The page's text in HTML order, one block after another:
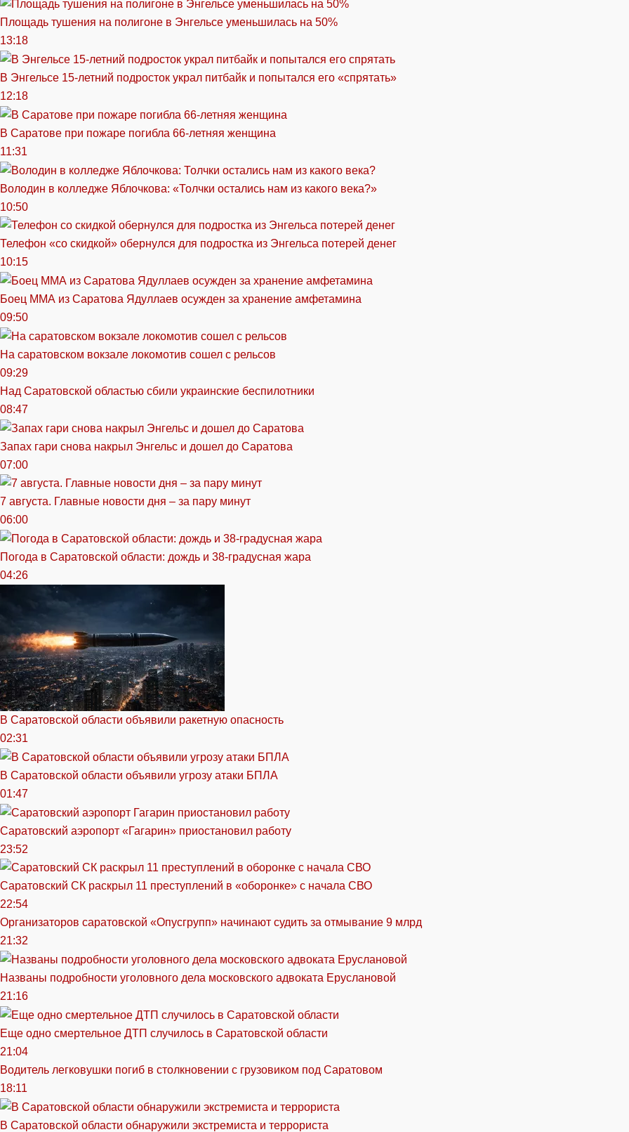
Площадь тушения на полигоне в Энгельсе уменьшилась на 50%
13:18
В Энгельсе 15-летний подросток украл питбайк и попытался его «спрятать»
12:18
В Саратове при пожаре погибла 66-летняя женщина
11:31
Володин в колледже Яблочкова: «Толчки остались нам из какого века?»
10:50
Телефон «со скидкой» обернулся для подростка из Энгельса потерей денег
10:15
Боец ММА из Саратова Ядуллаев осужден за хранение амфетамина
09:50
На саратовском вокзале локомотив сошел с рельсов
09:29
Над Саратовской областью сбили украинские беспилотники
08:47
Запах гари снова накрыл Энгельс и дошел до Саратова
07:00
7 августа. Главные новости дня – за пару минут
06:00
Погода в Саратовской области: дождь и 38-градусная жара
04:26
В Саратовской области объявили ракетную опасность
02:31
В Саратовской области объявили угрозу атаки БПЛА
01:47
Саратовский аэропорт «Гагарин» приостановил работу
23:52
Саратовский СК раскрыл 11 преступлений в «оборонке» с начала СВО
22:54
Организаторов саратовской «Опусгрупп» начинают судить за отмывание 9 млрд
21:32
Названы подробности уголовного дела московского адвоката Еруслановой
21:16
Еще одно смертельное ДТП случилось в Саратовской области
21:04
Водитель легковушки погиб в столкновении с грузовиком под Саратовом
18:11
В Саратовской области обнаружили экстремиста и террориста